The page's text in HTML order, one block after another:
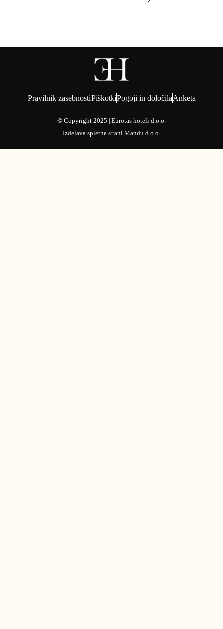
Pravilnik zasebnostiPiškotkiPogoji in določilaAnketa
© Copyright 2025 | Eurotas hoteli d.o.o.
Izdelava spletne strani Mandu d.o.o.